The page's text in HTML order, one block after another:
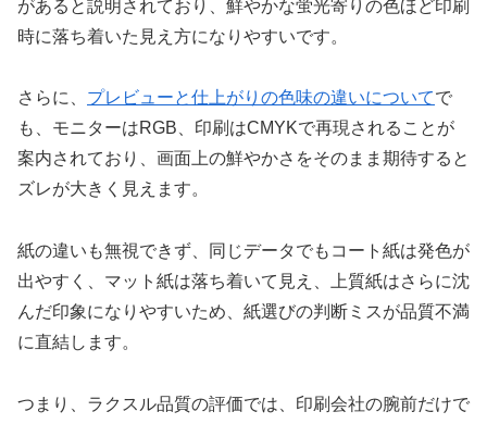
があると説明されており、鮮やかな蛍光寄りの色ほど印刷
時に落ち着いた見え方になりやすいです。
さらに、 プレビューと仕上がりの色味の違いについてで
も、モニターはRGB、印刷はCMYKで再現されることが
案内されており、画面上の鮮やかさをそのまま期待すると
ズレが大きく見えます。
紙の違いも無視できず、同じデータでもコート紙は発色が
出やすく、マット紙は落ち着いて見え、上質紙はさらに沈
んだ印象になりやすいため、紙選びの判断ミスが品質不満
に直結します。
つまり、ラクスル品質の評価では、印刷会社の腕前だけで